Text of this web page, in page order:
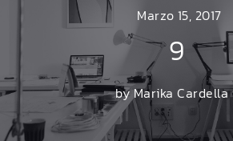
Marzo 15, 2017
9
by Marika Cardella